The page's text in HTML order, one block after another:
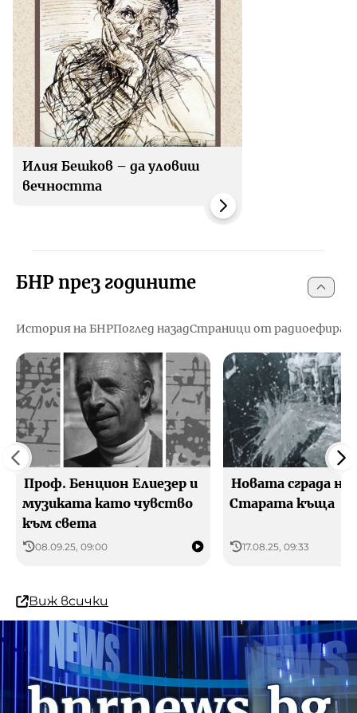
Илия Бешков – да уловиш
вечността
БНР през годините
История на БНРПоглед назадСтраници от радиоефира
Проф. Бенцион Елиезер и
музиката като чувство
към света
08.09.25, 09:00
Новата сграда на
Старата къща
17.08.25, 09:33
Виж всички